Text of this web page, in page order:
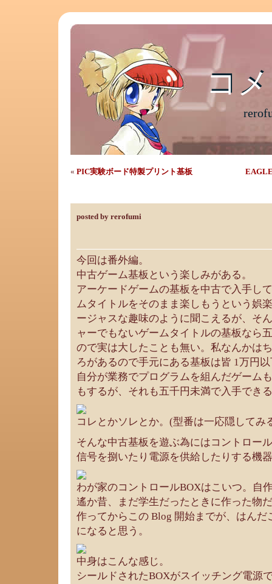
コ
コ
« PIC実験ボード特製プリント基板
posted by rerofumi
今回は番外編。
中古ゲーム基板という楽しみがある。
アーケードゲームの基板を中古で入手し
ムタイトルをそのまま楽しもうという娯
ージャスな趣味のように聞こえるが、そ
ャーでもないゲームタイトルの基板なら
ので実は大したことも無い。私なんかは
ろがあるので手元にある基板は皆 1万円
自分が業務でプログラムを組んだゲーム
もするが、それも五千円未満で入手でき
コレとかソレとか。(型番は一応隠してみ
そんな中古基板を遊ぶ為にはコントロー
信号を捌いたり電源を供給したりする機
わが家のコントロールBOXはこいつ。自
遙か昔、まだ学生だったときに作った物
作ってからこの Blog 開始までが、はん
になると思う。
中身はこんな感じ。
シールドされたBOXがスイッチング電源